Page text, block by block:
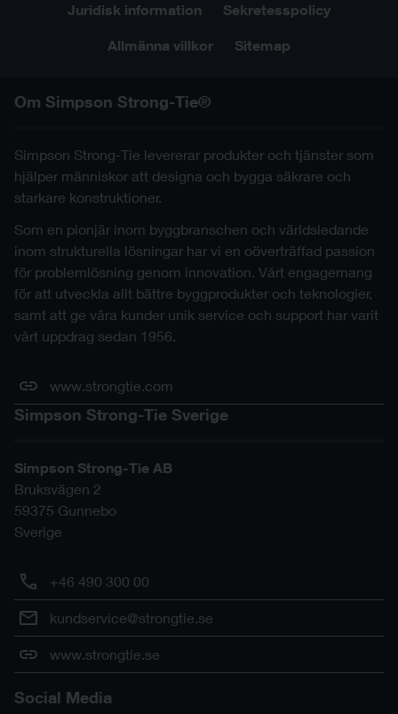
Juridisk information Sekretesspolicy
Allmänna villkor Sitemap
Om Simpson Strong-Tie®
Simpson Strong-Tie levererar produkter och tjänster som
hjälper människor att designa och bygga säkrare och
starkare konstruktioner.
Som en pionjär inom byggbranschen och världsledande
inom strukturella lösningar har vi en oöverträffad passion
för problemlösning genom innovation. Vårt engagemang
för att utveckla allt bättre byggprodukter och teknologier,
samt att ge våra kunder unik service och support har varit
vårt uppdrag sedan 1956.
www.strongtie.com
Simpson Strong-Tie Sverige
Simpson Strong-Tie AB
Bruksvägen 2
59375 Gunnebo
Sverige
+46 490 300 00
kundservice@strongtie.se
www.strongtie.se
Social Media